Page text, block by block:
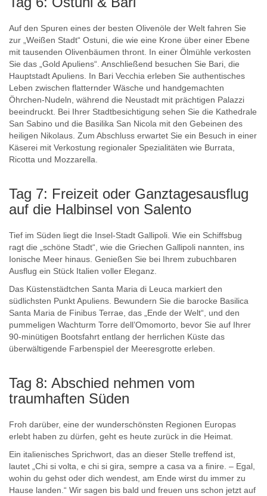
Auf den Spuren eines der besten Olivenöle der Welt fahren Sie
zur „Weißen Stadt“ Ostuni, die wie eine Krone über einer Ebene
mit tausenden Olivenbäumen thront. In einer Ölmühle verkosten
Sie das „Gold Apuliens“. Anschließend besuchen Sie Bari, die
Hauptstadt Apuliens. In Bari Vecchia erleben Sie authentisches
Leben zwischen flatternder Wäsche und handgemachten
Öhrchen-Nudeln, während die Neustadt mit prächtigen Palazzi
beeindruckt. Bei Ihrer Stadtbesichtigung sehen Sie die Kathedrale
San Sabino und die Basilika San Nicola mit den Gebeinen des
heiligen Nikolaus. Zum Abschluss erwartet Sie ein Besuch in einer
Käserei mit Verkostung regionaler Spezialitäten wie Burrata,
Ricotta und Mozzarella.
Tag 7: Freizeit oder Ganztagesausflug
auf die Halbinsel von Salento
Tief im Süden liegt die Insel-Stadt Gallipoli. Wie ein Schiffsbug
ragt die „schöne Stadt“, wie die Griechen Gallipoli nannten, ins
Ionische Meer hinaus. Genießen Sie bei Ihrem zubuchbaren
Ausflug ein Stück Italien voller Eleganz.
Das Küstenstädtchen Santa Maria di Leuca markiert den
südlichsten Punkt Apuliens. Bewundern Sie die barocke Basilica
Santa Maria de Finibus Terrae, das „Ende der Welt“, und den
pummeligen Wachturm Torre dell’Omomorto, bevor Sie auf Ihrer
90-minütigen Bootsfahrt entlang der herrlichen Küste das
überwältigende Farbenspiel der Meeresgrotte erleben.
Tag 8: Abschied nehmen vom
traumhaften Süden
Froh darüber, eine der wunderschönsten Regionen Europas
erlebt haben zu dürfen, geht es heute zurück in die Heimat.
Ein italienisches Sprichwort, das an dieser Stelle treffend ist,
lautet „Chi si volta, e chi si gira, sempre a casa va a finire. – Egal,
wohin du gehst oder dich wendest, am Ende wirst du immer zu
Hause landen.“ Wir sagen bis bald und freuen uns schon jetzt auf